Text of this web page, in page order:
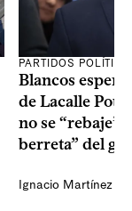
PARTIDOS
Blancos
de Lacalle Pou
no se “rebaje”
berreta” del
Ignacio Martínez